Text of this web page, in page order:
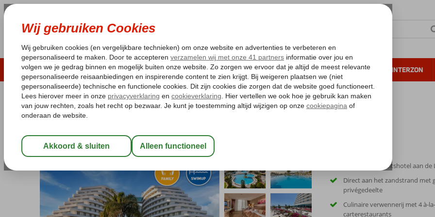
LAST MINUTE ZOMER 2026 ZONVAKANTIE VERRE REIZEN ALL INCLUSIVE WINTERZON
Pakketgarantie Laagsteprijsgarantie* Gratis annuleren*
Home
Turkije Turkse Riviera
Miracle Resort
Ultra All Inclusive-Hotel
Populair kwaliteitshotel aan
Direct aan het zandstrand met
privégedeelte
Culinaire verwennerij met 4 à-la-
carterestaurants